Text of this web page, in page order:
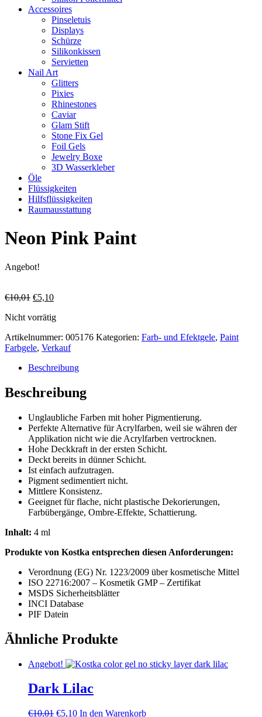
Accessoires
Pinseletuis
Displays
Schürze
Silikonkissen
Servietten
Nail Art
Glitters
Pixies
Rhinestones
Caviar
Glam Stift
Stone Fix Gel
Foil Gels
Jewelry Boxe
3D Wasserkleber
Öle
Flüssigkeiten
Hilfsflüssigkeiten
Raumausstattung
Neon Pink Paint
Angebot!
€10,01 Ursprünglicher
war:
€5,10Aktueller
ist:
Nicht vorrätig
Artikelnummer: 005176 Kategorien: Farb- und Efektgele, Paint
Farbgele, Verkauf
Beschreibung
Beschreibung
Unglaubliche Farben mit hoher Pigmentierung.
Perfekte Alternative für Acrylfarben, weil sie währen der
Applikation nicht wie die Acrylfarben vertrocknen.
Hohe Deckkraft in der ersten Schicht.
Deckt bereits in dünner Schicht.
Ist einfach aufzutragen.
Pigment sedimentiert nicht.
Mittlere Konsistenz.
Geeignet für flache, nicht plastische Dekorierungen,
Farbübergänge, Ombre-Effekte, Schattierung.
Inhalt: 4 ml
Produkte von Kostka entsprechen diesen Anforderungen:
Verordnung (EG) Nr. 1223/2009 über kosmetische Mittel
ISO 22716:2007 – Kosmetik GMP – Zertifikat
MSDS Sicherheitsblätter
INCI Database
PIF Datein
Ähnliche Produkte
Angebot!
Dark Lilac
€10,01 Ursprünglicher
€5,10Aktueller
In den Warenkorb